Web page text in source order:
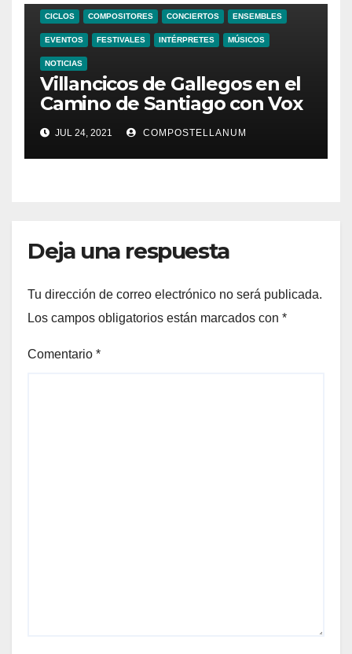
CICLOS COMPOSITORES CONCIERTOS ENSEMBLES
EVENTOS FESTIVALES INTÉRPRETES MÚSICOS
NOTICIAS
Villancicos de Gallegos en el
Camino de Santiago con Vox
Stellae
JUL 24, 2021 COMPOSTELLANUM
Deja una respuesta
Tu dirección de correo electrónico no será publicada.
Los campos obligatorios están marcados con *
Comentario *